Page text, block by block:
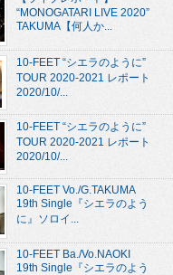
“MONOGATARI LIVE 2020”
TAKUMA【何人か...
10-FEET “シエラのように”
TOUR 2020-2021 レポート
2020/10/...
10-FEET “シエラのように”
TOUR 2020-2021 レポート
2020/10/...
10-FEET Vo./G.TAKUMA
19th Single『シエラのよう
に』ソロイ...
10-FEET Ba./Vo.NAOKI
19th Single『シエラのよう